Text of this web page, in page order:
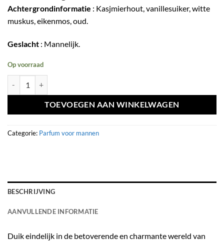
Achtergrondinformatie : Kasjmierhout, vanillesuiker, witte
muskus, eikenmos, oud.
Geslacht : Mannelijk.
Op voorraad
TOEVOEGEN AAN WINKELWAGEN
Categorie: Parfum voor mannen
BESCHRIJVING
AANVULLENDE INFORMATIE
Duik eindelijk in de betoverende en charmante wereld van